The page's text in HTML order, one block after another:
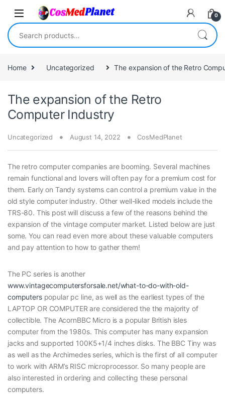
Skip to navigation
Skip to content
0
Search for:
Home Uncategorized The expansion of the Retro
The expansion of the Retro
Computer Industry
Uncategorized August 14, 2022 CosMedPlanet
The retro computer companies are booming. Several machines
remain functional and lovers will often pay for a premium cost for
them. Early on Tandy systems can control a premium value in the
old style computer industry. Other well-liked models include the
TRS-80. This post will discuss a few of the reasons behind the
expansion of the vintage computer market. Listed below are just
some. You can read even more about these valuable computers
and pay attention to how to gather them!
The PC series is another
www.vintagecomputersforsale.net/what-to-do-with-old-
computerspopular pc line, as well as the earliest types of the
LAPTOP OR COMPUTER are considered the the majority of
collectible. The AcornBBC Micro is a popular British isles
computer from the 1980s. This computer has many expansion
jacks and supported 100K5+1/4 inches disks. The BBC Tiny was
as well as the Archimedes series, which is the first of all computer
to work with ARM’s RISC microprocessor. So many people are
also interested in ordering and collecting these personal
computers.